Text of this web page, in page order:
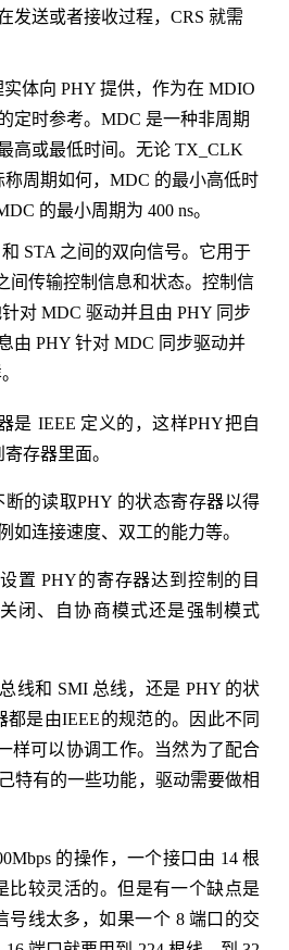
发送或者接收过程，CRS 就需
实体向 PHY 提供，作为在 MDIO
定时参考。MDC 是一种非周期
高或最低时间。无论 TX_CLK
周期如何，MDC 的最小高低时
的最小周期为 400 ns。
STA 之间的双向信号。它用于
间传输控制信息和状态。控制信
对 MDC 驱动并且由 PHY 同步
由 PHY 针对 MDC 同步驱动并
是 IEEE 定义的，这样PHY把自
存器里面。
的读取PHY 的状态寄存器以得
如连接速度、双工的能力等。
置 PHY的寄存器达到控制的目
闭、自协商模式还是强制模式
线和 SMI 总线，还是 PHY 的状
是由IEEE的规范的。因此不同
样可以协调工作。当然为了配合
特有的一些功能，驱动需要做相
的操作，一个接口由 14 根
比较灵活的。但是有一个缺点是
号线太多，如果一个 8 端口的交